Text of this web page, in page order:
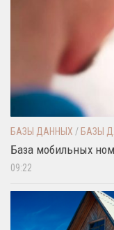
БАЗЫ ДАННЫХ /БАЗЫ
База мобильных
09:22